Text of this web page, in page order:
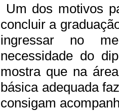
Um dos motivos
concluir a
ingressar no
necessidade do
mostra que na
básica adequada
consigam